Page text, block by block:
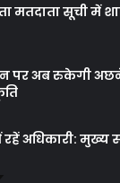
मतदाता सूची में
पर अब रुकेगी
रहें अधिकारी: मुख्य